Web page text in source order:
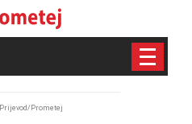
Prijevod/Prometej